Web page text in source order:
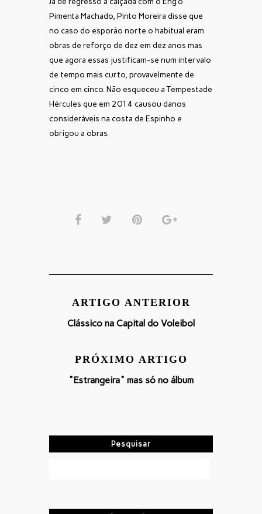
Pimenta Machado, Pinto Moreira disse que
no caso do esporão norte o habitual eram
obras de reforço de dez em dez anos mas
que agora essas justificam-se num intervalo
de tempo mais curto, provavelmente de
cinco em cinco. Não esqueceu a Tempestade
Hércules que em 2014 causou danos
consideráveis na costa de Espinho e
obrigou a obras.
ARTIGO ANTERIOR
Clássico na Capital do Voleibol
PRÓXIMO ARTIGO
"Estrangeira" mas só no álbum
Pesquisar